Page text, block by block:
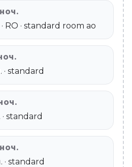
НОЧ.
· RO · standard room ao
· standard
· standard
НОЧ.
· standard